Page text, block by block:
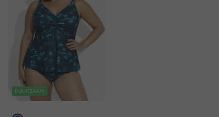
DUURZAAM